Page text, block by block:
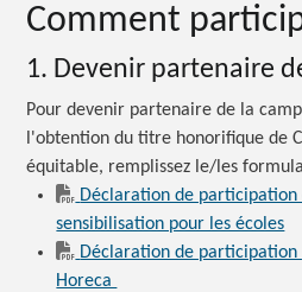
Comment
1. Devenir partenaire
Pour devenir partenaire de la
l'obtention du titre honorifique de
équitable, remplissez le/les
Déclaration de participation
sensibilisation pour les écoles
Déclaration de
Horeca